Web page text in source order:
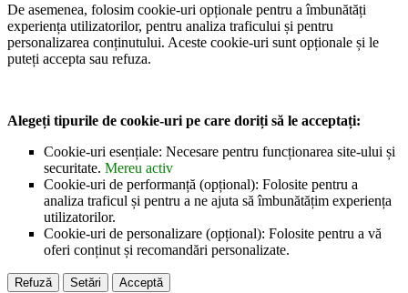
De asemenea, folosim cookie-uri opționale pentru a îmbunătăți
experiența utilizatorilor, pentru analiza traficului și pentru
personalizarea conținutului. Aceste cookie-uri sunt opționale și le
puteți accepta sau refuza.
Alegeți tipurile de cookie-uri pe care doriți să le acceptați:
Cookie-uri esențiale: Necesare pentru funcționarea site-ului și
securitate. Mereu activ
Cookie-uri de performanță (opțional): Folosite pentru a
analiza traficul și pentru a ne ajuta să îmbunătățim experiența
utilizatorilor.
Cookie-uri de personalizare (opțional): Folosite pentru a vă
oferi conținut și recomandări personalizate.
Refuză Setări Acceptă